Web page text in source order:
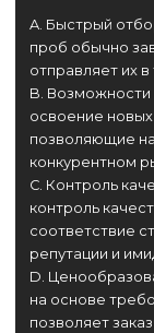
A. Быстрый
проб обычно
отправляет их в
B.
освоение новых
позволяющие
конкурентном
C. Контроль
контроль
соответствие
репутации и
D.
на основе
позволяет